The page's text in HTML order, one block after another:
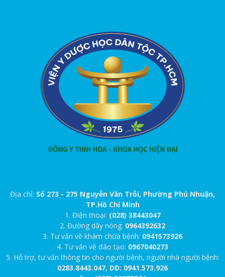
Địa chỉ: Số 273 - 275 Nguyễn Văn Trỗi, Phường Phú Nhuận,
TP.Hồ Chí Minh
1. Điện thoại: (028) 38443047
2. Đường dây nóng: 0964392632
3. Tư vấn về khám chữa bệnh: 0941573926
4. Tư vấn về đào tạo: 0967040273
5. Hỗ trợ, tư vấn thông tin cho người bệnh, người nhà người bệnh:
0283.8443.047, DĐ: 0941.573.926